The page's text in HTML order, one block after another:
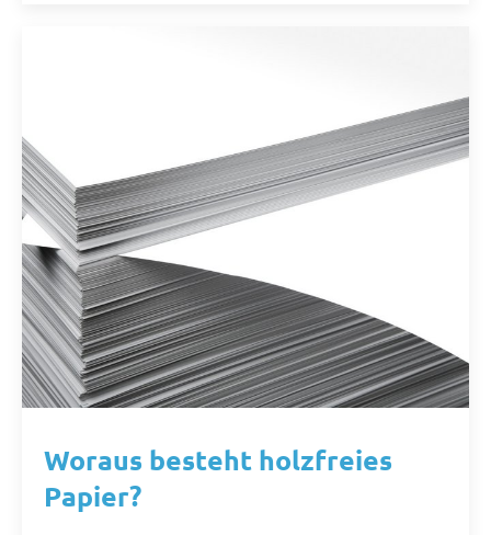
Woraus besteht holzfreies
Papier?